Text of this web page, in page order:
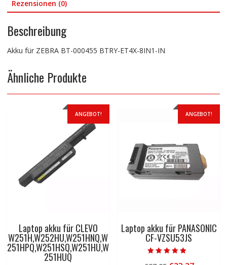
Rezensionen (0)
Beschreibung
Akku für ZEBRA BT-000455 BTRY-ET4X-8IN1-IN
Ähnliche Produkte
ANGEBOT!
Laptop akku für CLEVO
W251H,W252HU,W251HNQ,W
251HPQ,W251HSQ,W251HU,W
251HUQ
ANGEBOT!
Laptop akku für PANASONIC
CF-VZSU53JS